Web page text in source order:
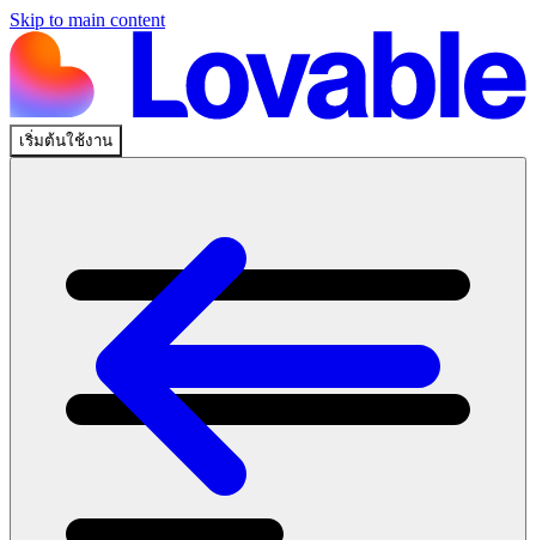
Skip to main content
เริ่มต้นใช้งาน